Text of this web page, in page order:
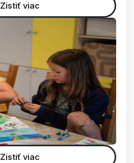
Zistiť viac
Zistiť viac